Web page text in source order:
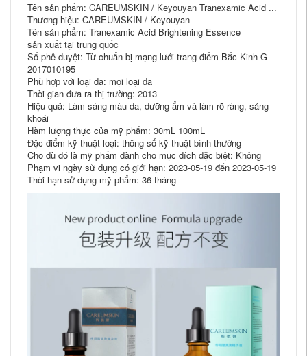
Tên sản phẩm: CAREUMSKIN / Keyouyan Tranexamic Acid ...
Thương hiệu: CAREUMSKIN / Keyouyan
Tên sản phẩm: Tranexamic Acid Brightening Essence
sản xuất tại trung quốc
Số phê duyệt: Từ chuẩn bị mạng lưới trang điểm Bắc Kinh G
2017010195
Phù hợp với loại da: mọi loại da
Thời gian đưa ra thị trường: 2013
Hiệu quả: Làm sáng màu da, dưỡng ẩm và làm rõ ràng, sảng
khoái
Hàm lượng thực của mỹ phẩm: 30mL 100mL
Đặc điểm kỹ thuật loại: thông số kỹ thuật bình thường
Cho dù đó là mỹ phẩm dành cho mục đích đặc biệt: Không
Phạm vi ngày sử dụng có giới hạn: 2023-05-19 đến 2023-05-19
Thời hạn sử dụng mỹ phẩm: 36 tháng